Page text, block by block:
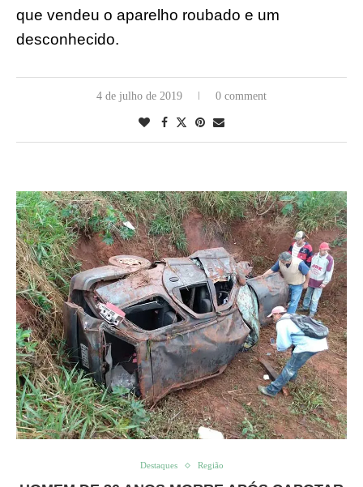
que vendeu o aparelho roubado e um
desconhecido.
4 de julho de 2019 0 comment
Destaques Região